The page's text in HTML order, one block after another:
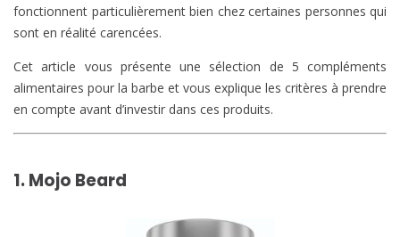
fonctionnent particulièrement bien chez certaines personnes qui
sont en réalité carencées.
Cet article vous présente une sélection de 5 compléments
alimentaires pour la barbe et vous explique les critères à prendre
en compte avant d’investir dans ces produits.
1. Mojo Beard